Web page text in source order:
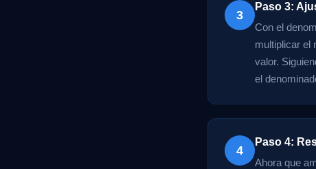
3
Paso 3:
Con el
multiplicar el
valor.
el
4
Paso 4:
Ahora que